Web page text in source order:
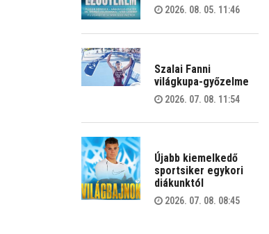
2026. 08. 05. 11:46
Szalai Fanni
világkupa-győzelme
2026. 07. 08. 11:54
Újabb kiemelkedő
sportsiker egykori
diákunktól
2026. 07. 08. 08:45